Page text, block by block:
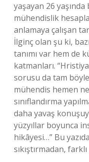
yaşayan 26
mühendislik
anlamaya çalışan
İlginç olan şu ki,
tanımı var hem de
katmanları.
sorusu da tam
mühendis hemen
sınıflandırma
daha yavaş
yüzyıllar boyunca
hikâyesi…” Bu
sıkıştırmadan,